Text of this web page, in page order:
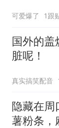
可爱爆了 1跟
国外的盖
脏呢！
真实搞笑配音
隐藏在周
薯粉条，